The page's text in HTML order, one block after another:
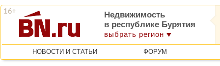
Недвижимость
в республике Бурятия
выбрать регион
НОВОСТИ И СТАТЬИ ФОРУМ